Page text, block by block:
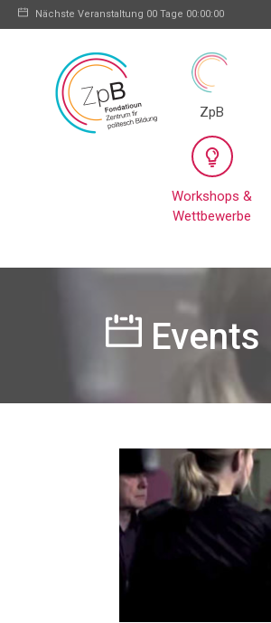
Nächste Veranstaltung 00 Tage 00:00:00
ZpB
Workshops &
Wettbewerbe
Events